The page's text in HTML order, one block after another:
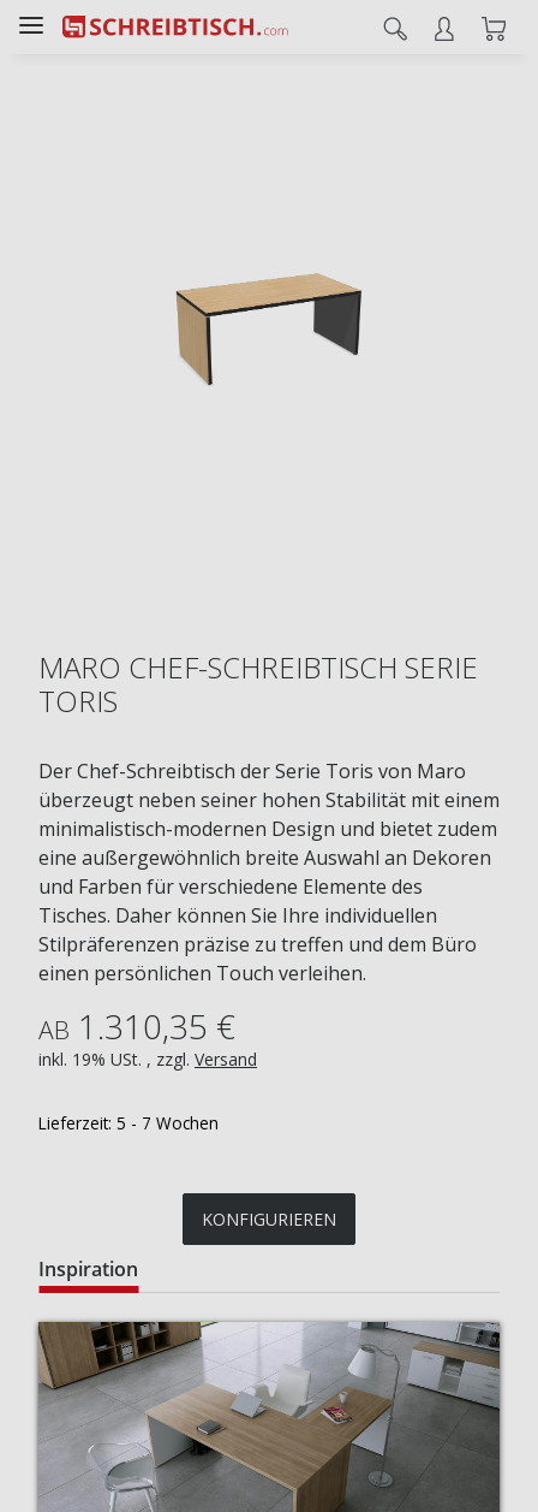
MARO CHEF-SCHREIBTISCH SERIE
TORIS
Der Chef-Schreibtisch der Serie Toris von Maro
überzeugt neben seiner hohen Stabilität mit einem
minimalistisch-modernen Design und bietet zudem
eine außergewöhnlich breite Auswahl an Dekoren
und Farben für verschiedene Elemente des
Tisches. Daher können Sie Ihre individuellen
Stilpräferenzen präzise zu treffen und dem Büro
einen persönlichen Touch verleihen.
AB 1.310,35 €
inkl. 19% USt. , zzgl. Versand
Lieferzeit: 5 - 7 Wochen
KONFIGURIEREN
Inspiration